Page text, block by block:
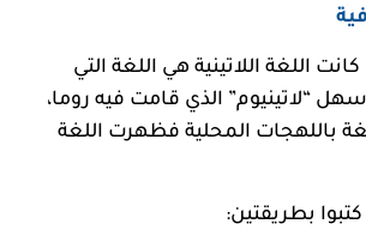
كانت اللغة اللاتينية هي اللغة التي
“لاتينيوم” الذي قامت فيه روما،
باللهجات المحلية فظهرت اللغة
كتبوا بطريقتين: